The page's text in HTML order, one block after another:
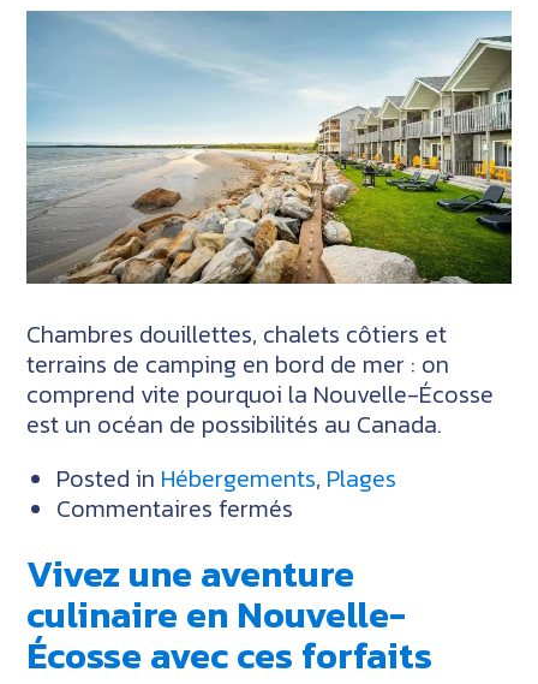
Chambres douillettes, chalets côtiers et
terrains de camping en bord de mer : on
comprend vite pourquoi la Nouvelle-Écosse
est un océan de possibilités au Canada.
Posted in Hébergements, Plages
Commentaires fermés
plus
beaux
endroits
où
Vivez une aventure
culinaire en Nouvelle-
Écosse avec ces forfaits